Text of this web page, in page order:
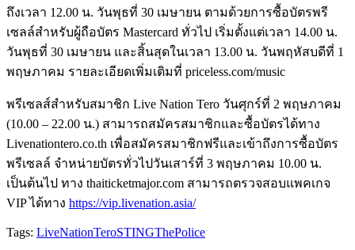
ถึงเวลา 12.00 น. วันพุธที่ 30 เมษายน ตามด้วยการซื้อบัตรพรี
เซลล์สำหรับผู้ถือบัตร Mastercard ทั่วไป เริ่มตั้งแต่เวลา 14.00 น.
วันพุธที่ 30 เมษายน และสิ้นสุดในเวลา 13.00 น. วันพฤหัสบดีที่ 1
พฤษภาคม รายละเอียดเพิ่มเติมที่ priceless.com/music
พรีเซลส์สำหรับสมาชิก Live Nation Tero วันศุกร์ที่ 2 พฤษภาคม
(10.00 – 22.00 น.) สามารถสมัครสมาชิกและซื้อบัตรได้ทาง
Livenationtero.co.th เพื่อสมัครสมาชิกฟรีและเข้าถึงการซื้อบัตร
พรีเซลล์ จำหน่ายบัตรทั่วไปวันเสาร์ที่ 3 พฤษภาคม 10.00 น.
เป็นต้นไป ทาง thaiticketmajor.com สามารถตรวจสอบแพคเกจ
VIP ได้ทาง https://vip.livenation.asia/
Tags: LiveNationTeroSTINGThePolice